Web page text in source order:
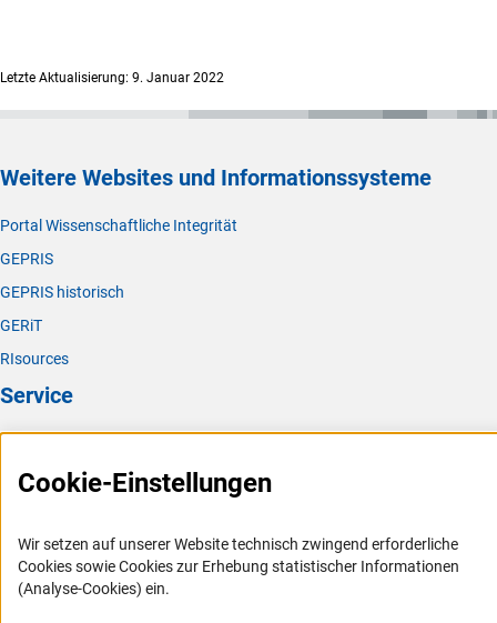
Letzte Aktualisierung: 9. Januar 2022
Weitere Websites und Informationssysteme
Portal Wissenschaftliche Integrität
GEPRIS
GEPRIS historisch
GERiT
RIsources
Service
FAQ
Logo und Corporate Design
RSS-Feeds
Cookie-Einstellungen
Wir setzen auf unserer Website technisch zwingend erforderliche
Cookies sowie Cookies zur Erhebung statistischer Informationen
(Analyse-Cookies) ein.